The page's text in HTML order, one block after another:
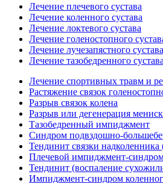
Лечение плечевого сустава
Лечение коленного сустава
Лечение локтевого сустава
Лечение голеностопного
Лечение лучезапястного сустава
Лечение тазобедренного сустава
Лечение спортивных травм и
Растяжение связок
Разрыв связок колена
Разрыв или дегенерация
Тазобедренный импиджмент
Синдром подвздошно-
Тендинит связки
Плечевой импиджмент-
Тендинит (воспаление
Импиджмент-синдром